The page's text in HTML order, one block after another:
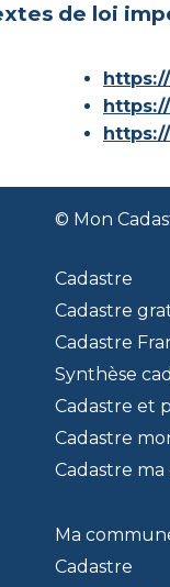
de loi
© Mon
Cadastre
Cadastre
Cadastre
Synthèse
Cadastre et
Cadastre
Cadastre
Ma
Cadastre